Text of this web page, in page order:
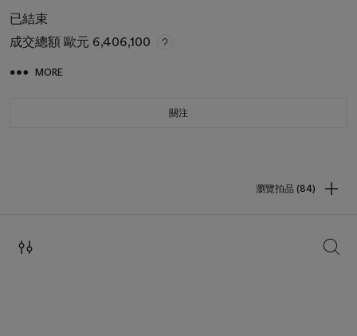
已結束
成交總額 歐元 6,406,100
MORE
關注
瀏覽拍品 (84)
搜索